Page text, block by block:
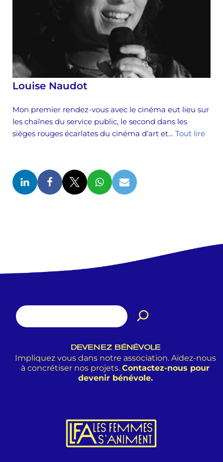
Louise Naudot
Mon premier rendez-vous avec le cinéma eut lieu sur
les chaînes du service public, le second dans les
sièges rouges écarlates du cinéma d’art et… Tout lire
DEVENEZ BÉNÉVOLE
Impliquez vous dans notre association. Aidez-nous
à concrétiser nos projets. Contactez-nous pour
devenir bénévole.